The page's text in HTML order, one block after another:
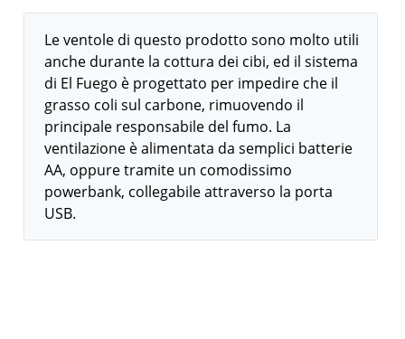
Le ventole di questo prodotto sono molto utili
anche durante la cottura dei cibi, ed il sistema
di El Fuego è progettato per impedire che il
grasso coli sul carbone, rimuovendo il
principale responsabile del fumo. La
ventilazione è alimentata da semplici batterie
AA, oppure tramite un comodissimo
powerbank, collegabile attraverso la porta
USB.